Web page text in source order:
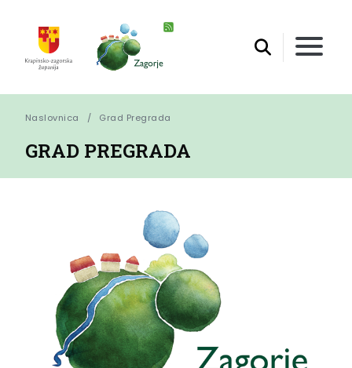
Naslovnica Grad Pregrada
GRAD PREGRADA